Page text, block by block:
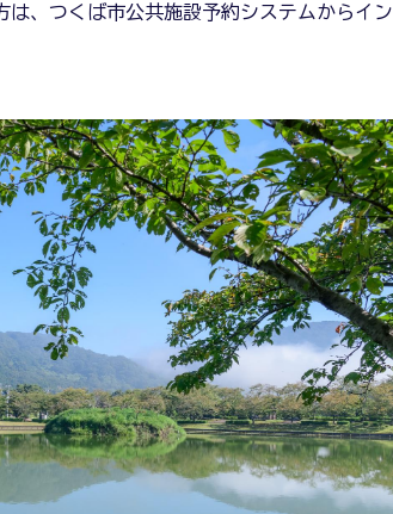
、つくば市公共施設予約システムからイン